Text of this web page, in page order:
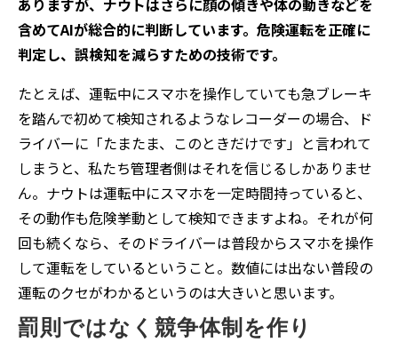
ありますが、ナウトはさらに顔の傾きや体の動きなどを
含めてAIが総合的に判断しています。危険運転を正確に
判定し、誤検知を減らすための技術です。
たとえば、運転中にスマホを操作していても急ブレーキ
を踏んで初めて検知されるようなレコーダーの場合、ド
ライバーに「たまたま、このときだけです」と言われて
しまうと、私たち管理者側はそれを信じるしかありませ
ん。ナウトは運転中にスマホを一定時間持っていると、
その動作も危険挙動として検知できますよね。それが何
回も続くなら、そのドライバーは普段からスマホを操作
して運転をしているということ。数値には出ない普段の
運転のクセがわかるというのは大きいと思います。
罰則ではなく競争体制を作り